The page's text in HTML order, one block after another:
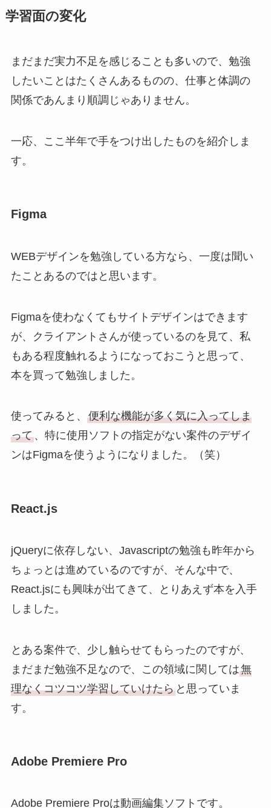
学習面の変化
まだまだ実力不足を感じることも多いので、勉強
したいことはたくさんあるものの、仕事と体調の
関係であんまり順調じゃありません。
一応、ここ半年で手をつけ出したものを紹介しま
す。
Figma
WEBデザインを勉強している方なら、一度は聞い
たことあるのではと思います。
Figmaを使わなくてもサイトデザインはできます
が、クライアントさんが使っているのを見て、私
もある程度触れるようになっておこうと思って、
本を買って勉強しました。
使ってみると、 便利な機能が多く気に入ってしま
って、特に使用ソフトの指定がない案件のデザイ
ンはFigmaを使うようになりました。（笑）
React.js
jQueryに依存しない、Javascriptの勉強も昨年から
ちょっとは進めているのですが、そんな中で、
React.jsにも興味が出てきて、とりあえず本を入手
しました。
とある案件で、少し触らせてもらったのですが、
まだまだ勉強不足なので、この領域に関しては無
理なくコツコツ学習していけたらと思っていま
す。
Adobe Premiere Pro
Adobe Premiere Proは動画編集ソフトです。